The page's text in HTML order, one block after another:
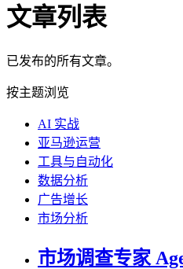
文章列表
已发布的所有文章。
按主题浏览
AI 实战
亚马逊运营
工具与自动化
数据分析
广告增长
市场分析
市场调查专家